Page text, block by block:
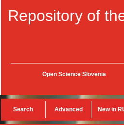
Repository of
Open Science Slovenia
Search Advanced New in